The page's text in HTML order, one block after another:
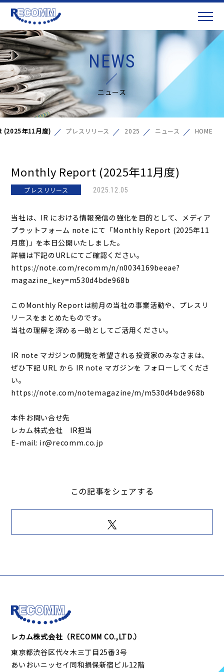
NEWS
ニュース
HOME
ニュース
2025
プレスリリース
(2025年11月度)
Monthly Report (2025年11月度)
プレスリリース 2025.12.05
当社は、IR における情報発信の強化を目的として、メディア
プラットフォーム note にて「Monthly Report (2025年11
月度)」を本日公開いたしました。
詳細は下記のURLにてご確認ください。
https://note.com/recomm/n/n0034169beeae?
magazine_key=m530d4bde968b
このMonthly Reportは前月の当社の事業活動や、プレスリ
リースをまとめたものです。
当社の理解を深める一助としてご活用ください。
IR note マガジンの閲覧を希望される投資家のみなさまは、
ぜひ下記 URL から IR note マガジンを フォローしてくださ
い。
https://note.com/notemagazine/m/m530d4bde968b
本件お問い合せ先
レカム株式会社 IR担当
E-mail: ir@recomm.co.jp
この記事をシェアする
レカム株式会社（RECOMM CO.,LTD.）
東京都渋谷区代々木三丁目25番3号
あいおいニッセイ同和損保新宿ビル12階